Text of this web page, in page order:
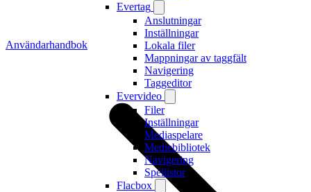
Evertag
Anslutningar
Inställningar
Lokala filer
Mappningar av taggfält
Navigering
Taggeditor
Evervideo
Filer
Inställningar
Mediaspelare
Mediebibliotek
Navigering
Spellistor
Flacbox
Användarhandbok